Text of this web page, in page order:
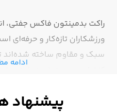
راکت بدمینتون فاکس جفتی،
ورزشکاران تازه‌کار و حرفه‌ای
سبک و مقاوم ساخته شده‌اند
کنترل و سرعت ضربه را به
قرار گیرد و هنگام بازی
ادامه